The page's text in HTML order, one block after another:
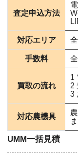
査定申込方法
対応エリア
手数料
買取の流れ
1
2
3
対応農機具
UMM一括見積